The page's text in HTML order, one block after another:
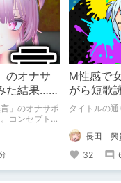
のオナサ
た結果……
」のオナサポ
コンセプト通
が、肝心の売
M性感で
がら短歌
タイトルの通
長田 興
32